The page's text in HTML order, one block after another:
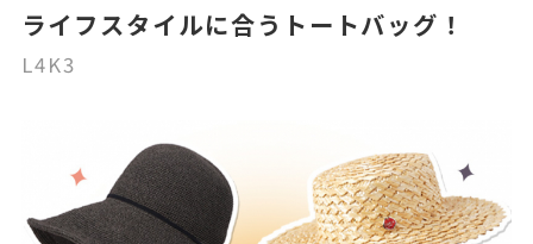
ライフスタイルに合うトートバッグ！
L4K3